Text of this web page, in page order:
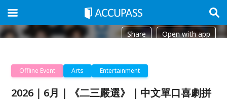
Share Open with app
Offline Event Arts Entertainment
2026｜6月｜《二三嚴選》｜中文單口喜劇拼